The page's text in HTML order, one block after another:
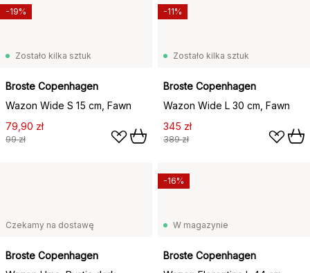
Zostało kilka sztuk
Broste Copenhagen
Wazon Wide S 15 cm, Fawn
79,90 zł
99 zł
-19%
Zostało kilka sztuk
Broste Copenhagen
Wazon Wide L 30 cm, Fawn
345 zł
389 zł
-11%
Czekamy na dostawę
Broste Copenhagen
W magazynie
Broste Copenhagen
-16%